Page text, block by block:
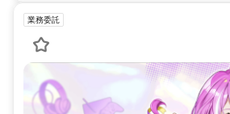
業務委託